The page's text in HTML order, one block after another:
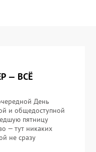
— ВСЁ
День
и общедоступной
пятницу
— тут никаких
не сразу